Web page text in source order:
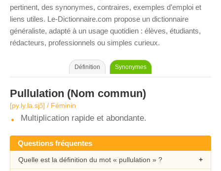
pertinent, des synonymes, contraires, exemples d’emploi et
liens utiles. Le-Dictionnaire.com propose un dictionnaire
généraliste, adapté à un usage quotidien : élèves, étudiants,
rédacteurs, professionnels ou simples curieux.
Définition Synonymes
Pullulation (Nom commun)
[py.ly.la.sjɔ̃] / Féminin
Multiplication rapide et abondante.
Questions fréquentes
Quelle est la définition du mot « pullulation » ?